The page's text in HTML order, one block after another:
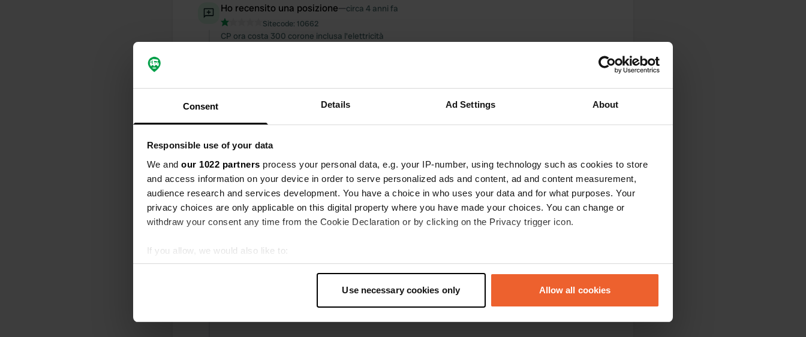
Consent Details Ad Settings About
Responsible use of your data
We and our 1022 partners process your personal data, e.g. your IP-number, using technology such as cookies to store
and access information on your device in order to serve personalized ads and content, ad and content measurement,
audience research and services development. You have a choice in who uses your data and for what purposes. Your
privacy choices are only applicable on this digital property where you have made your choices. You can change or
withdraw your consent any time from the Cookie Declaration or by clicking on the Privacy trigger icon.
If you allow, we would also like to:
Collect information about your geographical location which can be accurate to within several meters
Find out more about how your personal data is processed and set your preferences in the
Use necessary cookies only Allow all cookies
Ho recensito una posizione—circa 4 anni fa
Sitecode: 10662
CP ora costa 300 corone inclusa l'elettricità
terribili quegli aerei, domani quando il cancello sarà aperto proseguiranno veloci.
Tradotto da GoogleMostra originale